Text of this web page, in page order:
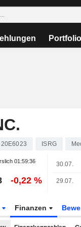
ISRG
01:59:36
-0,22 %
30.07.
29.07.
Finanzen